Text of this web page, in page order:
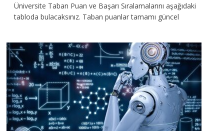
Üniversite Taban Puan ve Başarı Sıralamalarını aşağıdaki
tabloda bulacaksınız. Taban puanlar tamamı güncel